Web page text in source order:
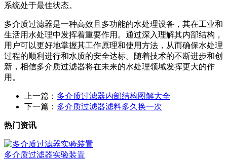
系统处于最佳状态。
多介质过滤器是一种高效且多功能的水处理设备，其在工业和
生活用水处理中发挥着重要作用。通过深入理解其内部结构，
用户可以更好地掌握其工作原理和使用方法，从而确保水处理
过程的顺利进行和水质的安全达标。随着技术的不断进步和创
新，相信多介质过滤器将在未来的水处理领域发挥更大的作
用。
上一篇： 多介质过滤器内部结构图解大全
下一篇： 多介质过滤器滤料多久换一次
热门资讯
多介质过滤器实验装置